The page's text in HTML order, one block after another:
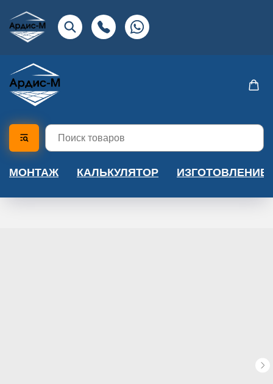
МОНТАЖ КАЛЬКУЛЯТОР ИЗГОТОВЛЕНИЕ